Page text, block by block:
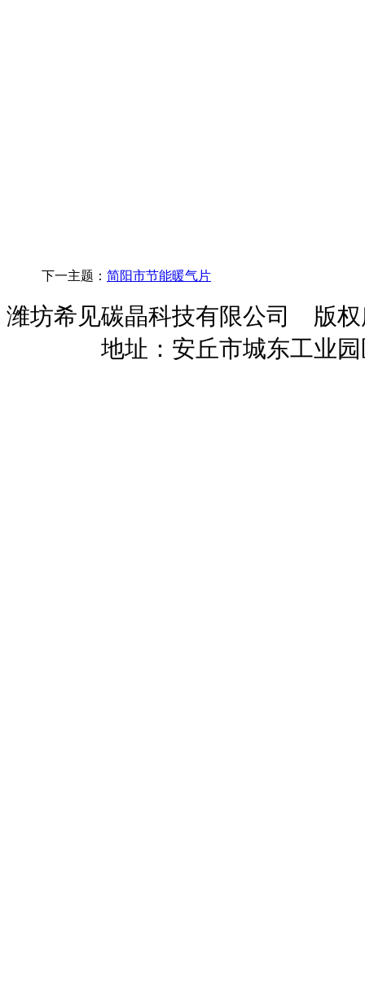
下一主题： 简阳市节能暖气片
潍坊希见碳晶科技有限公司
地址：安丘市城东工业